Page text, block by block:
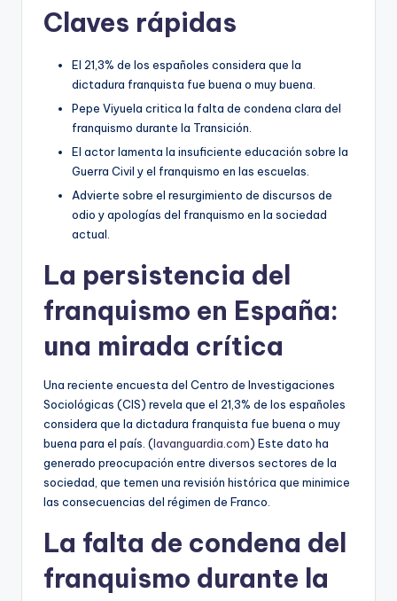
Claves rápidas
El 21,3% de los españoles considera que la
dictadura franquista fue buena o muy buena.
Pepe Viyuela critica la falta de condena clara del
franquismo durante la Transición.
El actor lamenta la insuficiente educación sobre la
Guerra Civil y el franquismo en las escuelas.
Advierte sobre el resurgimiento de discursos de
odio y apologías del franquismo en la sociedad
actual.
La persistencia del
franquismo en España:
una mirada crítica
Una reciente encuesta del Centro de Investigaciones
Sociológicas (CIS) revela que el 21,3% de los españoles
considera que la dictadura franquista fue buena o muy
buena para el país. (lavanguardia.com) Este dato ha
generado preocupación entre diversos sectores de la
sociedad, que temen una revisión histórica que minimice
las consecuencias del régimen de Franco.
La falta de condena del
franquismo durante la